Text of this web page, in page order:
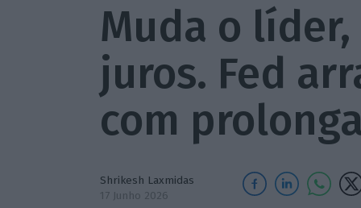
Muda o
juros. Fed
com
Shrikesh Laxmidas
17 Junho 2026